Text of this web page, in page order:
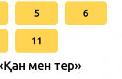
5 6
11
мен тер»